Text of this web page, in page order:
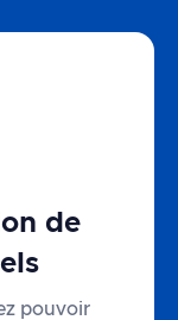
de
pouvoir